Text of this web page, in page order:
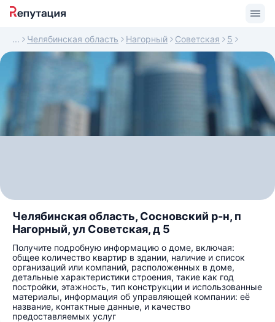
Челябинская область Нагорный Советская 5
Челябинская область, Сосновский р-н, п
Нагорный, ул Советская, д 5
Получите подробную информацию о доме, включая:
общее количество квартир в здании, наличие и список
организаций или компаний, расположенных в доме,
детальные характеристики строения, такие как год
постройки, этажность, тип конструкции и использованные
материалы, информация об управляющей компании: её
название, контактные данные, и качество
предоставляемых услуг